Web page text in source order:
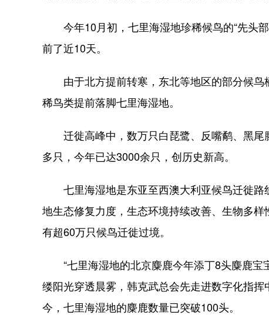
今年10月初，七里海湿地珍稀候鸟的“先头
前了近10天。
由于北方提前转寒，东北等地区的部分候鸟
稀鸟类提前落脚七里海湿地。
迁徙高峰中，数万只白琵鹭、反嘴鹬、黑尾
多只，今年已达3000余只，创历史新高。
七里海湿地是东亚至西澳大利亚候鸟迁徙路
地生态修复力度，生态环境持续改善、生物多
有超60万只候鸟迁徙过境。
“七里海湿地的北京麋鹿今年添丁8头麋鹿宝
缕阳光穿透晨雾，韩克武总会先走进数字化指
今，七里海湿地的麋鹿数量已突破100头。